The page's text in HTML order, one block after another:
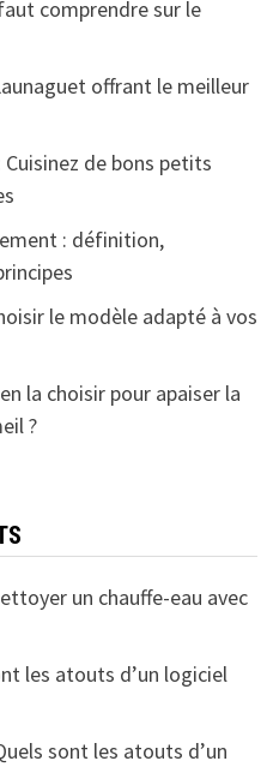
comprendre sur le
offrant le meilleur
de bons petits
: définition,
le modèle adapté à vos
la choisir pour apaiser la
?
un chauffe-eau avec
les atouts d’un logiciel
sont les atouts d’un